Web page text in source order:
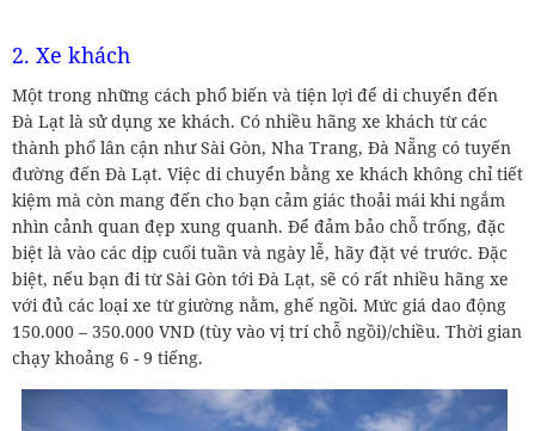
2. Xe khách
Một trong những cách phổ biến và tiện lợi để di chuyển đến
Đà Lạt là sử dụng xe khách. Có nhiều hãng xe khách từ các
thành phố lân cận như Sài Gòn, Nha Trang, Đà Nẵng có tuyến
đường đến Đà Lạt. Việc di chuyển bằng xe khách không chỉ tiết
kiệm mà còn mang đến cho bạn cảm giác thoải mái khi ngắm
nhìn cảnh quan đẹp xung quanh. Để đảm bảo chỗ trống, đặc
biệt là vào các dịp cuối tuần và ngày lễ, hãy đặt vé trước. Đặc
biệt, nếu bạn đi từ Sài Gòn tới Đà Lạt, sẽ có rất nhiều hãng xe
với đủ các loại xe từ giường nằm, ghế ngồi. Mức giá dao động
150.000 – 350.000 VND (tùy vào vị trí chỗ ngồi)/chiều. Thời gian
chạy khoảng 6 - 9 tiếng.